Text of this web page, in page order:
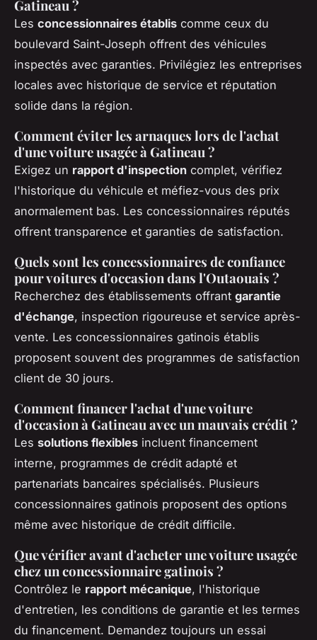
Gatineau ?
Les concessionnaires établis comme ceux du
boulevard Saint-Joseph offrent des véhicules
inspectés avec garanties. Privilégiez les entreprises
locales avec historique de service et réputation
solide dans la région.
Comment éviter les arnaques lors de l'achat
d'une voiture usagée à Gatineau ?
Exigez un rapport d'inspection complet, vérifiez
l'historique du véhicule et méfiez-vous des prix
anormalement bas. Les concessionnaires réputés
offrent transparence et garanties de satisfaction.
Quels sont les concessionnaires de confiance
pour voitures d'occasion dans l'Outaouais ?
Recherchez des établissements offrant garantie
d'échange, inspection rigoureuse et service après-
vente. Les concessionnaires gatinois établis
proposent souvent des programmes de satisfaction
client de 30 jours.
Comment financer l'achat d'une voiture
d'occasion à Gatineau avec un mauvais crédit ?
Les solutions flexibles incluent financement
interne, programmes de crédit adapté et
partenariats bancaires spécialisés. Plusieurs
concessionnaires gatinois proposent des options
même avec historique de crédit difficile.
Que vérifier avant d'acheter une voiture usagée
chez un concessionnaire gatinois ?
Contrôlez le rapport mécanique, l'historique
d'entretien, les conditions de garantie et les termes
du financement. Demandez toujours un essai